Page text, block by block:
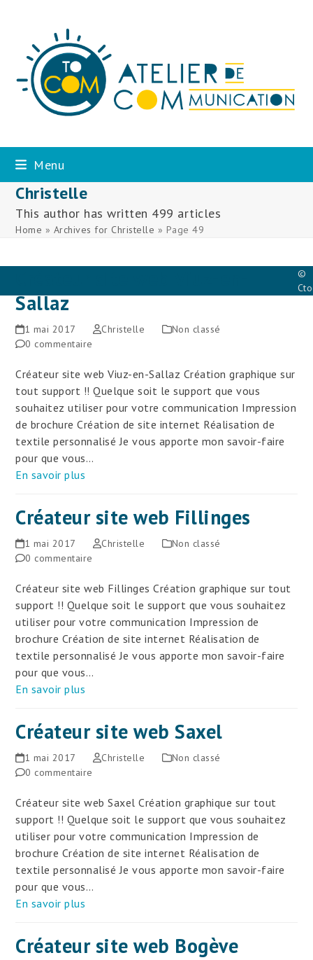
content
Menu
Christelle
This author has written 499 articles
Home » Archives for Christelle » Page 49
Sallaz
1 mai 2017 Christelle
Non classé
0 commentaire
Créateur site web Viuz-en-Sallaz Création graphique sur
tout support !! Quelque soit le support que vous
souhaitez utiliser pour votre communication Impression
de brochure Création de site internet Réalisation de
textile personnalisé Je vous apporte mon savoir-faire
pour que vous…
En savoir plus
Créateur site web Fillinges
1 mai 2017 Christelle
Non classé
0 commentaire
Créateur site web Fillinges Création graphique sur tout
support !! Quelque soit le support que vous souhaitez
utiliser pour votre communication Impression de
brochure Création de site internet Réalisation de
textile personnalisé Je vous apporte mon savoir-faire
pour que vous…
En savoir plus
Créateur site web Saxel
1 mai 2017 Christelle
Non classé
0 commentaire
Créateur site web Saxel Création graphique sur tout
support !! Quelque soit le support que vous souhaitez
utiliser pour votre communication Impression de
brochure Création de site internet Réalisation de
textile personnalisé Je vous apporte mon savoir-faire
pour que vous…
En savoir plus
Créateur site web Bogève
©